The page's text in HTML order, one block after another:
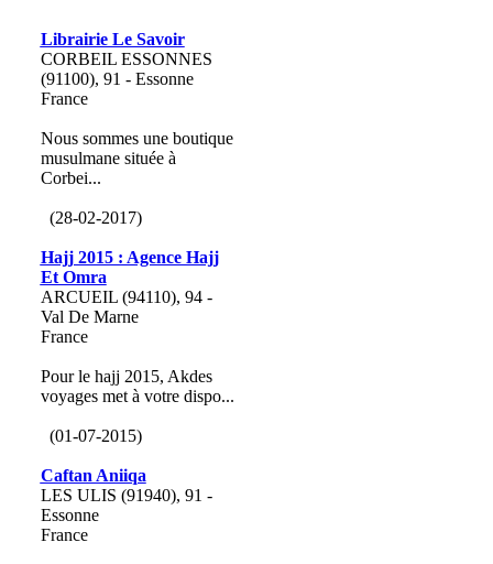
Librairie Le Savoir
CORBEIL ESSONNES
(91100), 91 - Essonne
France
Nous sommes une boutique
musulmane située à
Corbei...
(28-02-2017)
Hajj 2015 : Agence Hajj
Et Omra
ARCUEIL (94110), 94 -
Val De Marne
France
Pour le hajj 2015, Akdes
voyages met à votre dispo...
(01-07-2015)
Caftan Aniiqa
LES ULIS (91940), 91 -
Essonne
France